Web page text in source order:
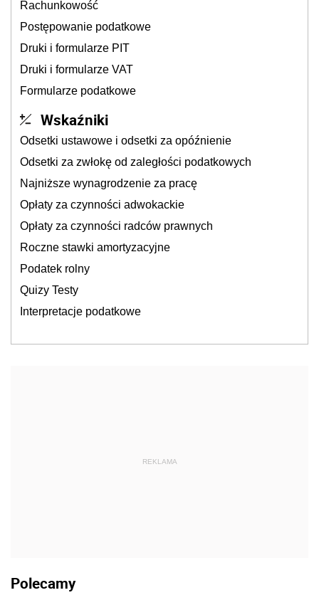
Rachunkowość
Postępowanie podatkowe
Druki i formularze PIT
Druki i formularze VAT
Formularze podatkowe
Wskaźniki
Odsetki ustawowe i odsetki za opóźnienie
Odsetki za zwłokę od zaległości podatkowych
Najniższe wynagrodzenie za pracę
Opłaty za czynności adwokackie
Opłaty za czynności radców prawnych
Roczne stawki amortyzacyjne
Podatek rolny
Quizy Testy
Interpretacje podatkowe
REKLAMA
Polecamy